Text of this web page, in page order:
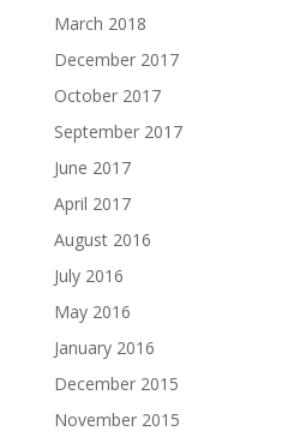
March 2018
December 2017
October 2017
September 2017
June 2017
April 2017
August 2016
July 2016
May 2016
January 2016
December 2015
November 2015